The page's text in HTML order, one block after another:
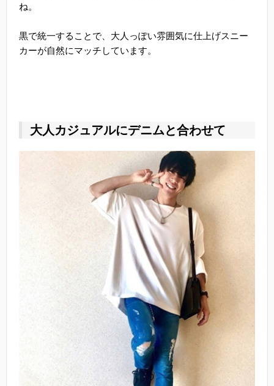
ね。
黒で統一することで、大人っぽい雰囲気に仕上げスニー
カーが自然にマッチしています。
大人カジュアルにデニムと合わせて